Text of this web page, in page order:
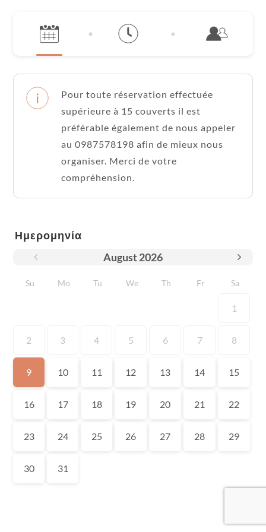
Pour toute réservation effectuée
supérieure à 15 couverts il est
préférable également de nous appeler
au 0987578198 afin de mieux nous
organiser. Merci de votre
compréhension.
Ημερομηνία
August2026
Su Mo Tu We Th Fr Sa
1
2 3 4 5 6 7 8
9 10 11 12 13 14 15
16 17 18 19 20 21 22
23 24 25 26 27 28 29
30 31